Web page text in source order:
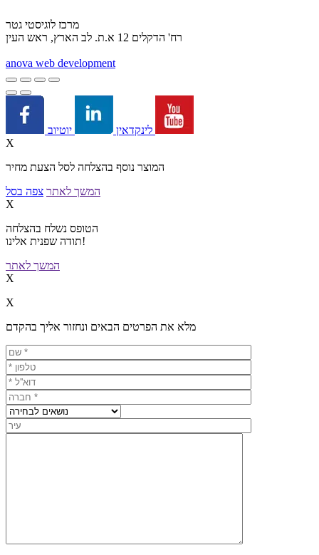
מרכז לוגיסטי גטר
רח' הדקלים 12 א.ת. לב הארץ, ראש העין
anova web development
לינקדאין
X
המוצר נוסף בהצלחה לסל הצעת מחיר
המשך לאתר צפה בסל
X
הטופס נשלח בהצלחה
תודה שפנית אלינו!
המשך לאתר
X
X
מלא את הפרטים הבאים ונחזור אליך בהקדם